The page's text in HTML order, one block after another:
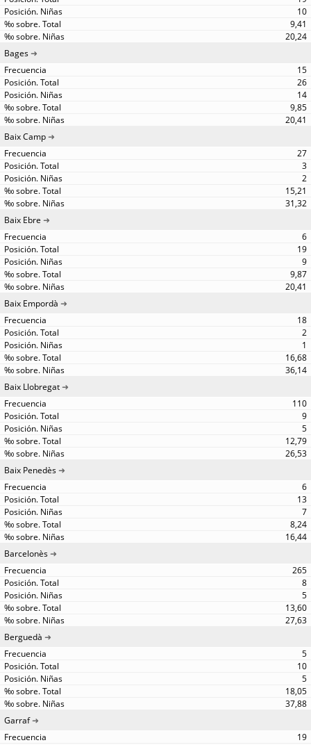
10
9,41
20,24
Bages
15
26
14
9,85
20,41
Baix Camp
27
3
2
15,21
31,32
Baix Ebre
6
19
9
9,87
20,41
Baix Empordà
18
2
1
16,68
36,14
Baix Llobregat
110
9
5
12,79
26,53
Baix Penedès
6
13
7
8,24
16,44
Barcelonès
265
8
5
13,60
27,63
Berguedà
5
10
5
18,05
37,88
Garraf
19